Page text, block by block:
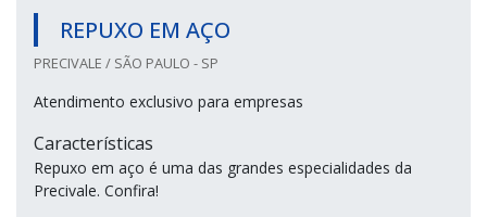
REPUXO EM AÇO
PRECIVALE / SÃO PAULO - SP
Atendimento exclusivo para empresas
Características
Repuxo em aço é uma das grandes especialidades da
Precivale. Confira!